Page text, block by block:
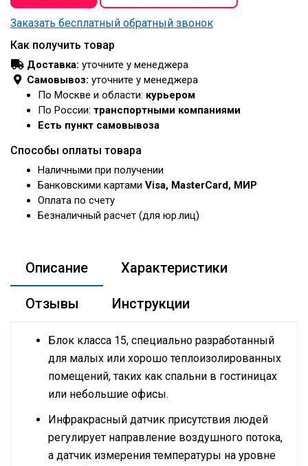
Заказать бесплатный обратный звонок
Как получить товар
Доставка: уточните у менеджера
Самовывоз: уточните у менеджера
По Москве и области: курьером
По России: транспортными компаниями
Есть пункт самовывоза
Способы оплаты товара
Наличными при получении
Банковскими картами Visa, MasterCard, МИР
Оплата по счету
Безналичный расчет (для юр.лиц)
Описание Характеристики
Отзывы Инструкции
Блок класса 15, специально разработанный
для малых или хорошо теплоизолированных
помещений, таких как спальни в гостиницах
или небольшие офисы.
Инфракрасный датчик присутствия людей
регулирует направление воздушного потока,
а датчик измерения температуры на уровне